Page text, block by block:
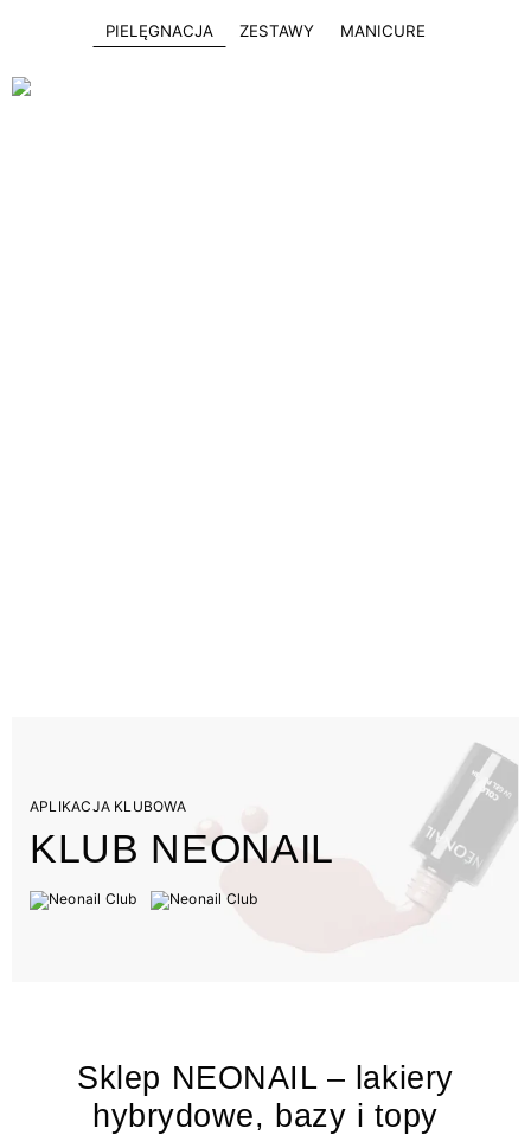
PIELĘGNACJA ZESTAWY MANICURE
APLIKACJA KLUBOWA
KLUB NEONAIL
Sklep NEONAIL – lakiery
hybrydowe, bazy i topy